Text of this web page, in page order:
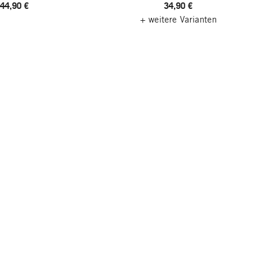
44,90 € 34,90 €
+ weitere Varianten